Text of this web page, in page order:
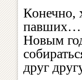
Конечно,
павших…
Новым
друг